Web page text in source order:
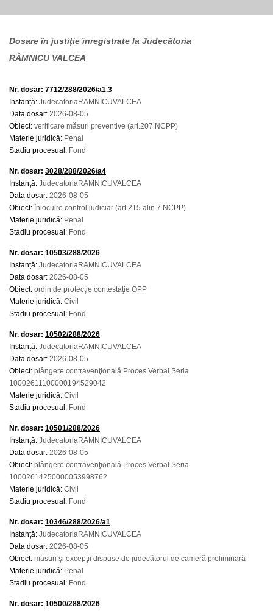
Dosare în justiție înregistrate la Judecătoria
RÂMNICU VALCEA
Nr. dosar: 7712/288/2026/a1.3
Instanță: JudecatoriaRAMNICUVALCEA
Data dosar: 2026-08-05
Obiect: verificare măsuri preventive (art.207 NCPP)
Materie juridică: Penal
Stadiu procesual: Fond
Nr. dosar: 3028/288/2026/a4
Instanță: JudecatoriaRAMNICUVALCEA
Data dosar: 2026-08-05
Obiect: înlocuire control judiciar (art.215 alin.7 NCPP)
Materie juridică: Penal
Stadiu procesual: Fond
Nr. dosar: 10503/288/2026
Instanță: JudecatoriaRAMNICUVALCEA
Data dosar: 2026-08-05
Obiect: ordin de protecţie contestaţie OPP
Materie juridică: Civil
Stadiu procesual: Fond
Nr. dosar: 10502/288/2026
Instanță: JudecatoriaRAMNICUVALCEA
Data dosar: 2026-08-05
Obiect: plângere contravenţională Proces Verbal Seria
10002611100000194529042
Materie juridică: Civil
Stadiu procesual: Fond
Nr. dosar: 10501/288/2026
Instanță: JudecatoriaRAMNICUVALCEA
Data dosar: 2026-08-05
Obiect: plângere contravenţională Proces Verbal Seria
10002614250000053998762
Materie juridică: Civil
Stadiu procesual: Fond
Nr. dosar: 10346/288/2026/a1
Instanță: JudecatoriaRAMNICUVALCEA
Data dosar: 2026-08-05
Obiect: măsuri şi excepţii dispuse de judecătorul de cameră preliminară
Materie juridică: Penal
Stadiu procesual: Fond
Nr. dosar: 10500/288/2026